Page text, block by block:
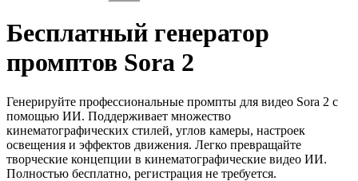
Бесплатный генератор
промптов Sora 2
Генерируйте профессиональные промпты для видео Sora 2 с
помощью ИИ. Поддерживает множество
кинематографических стилей, углов камеры, настроек
освещения и эффектов движения. Легко превращайте
творческие концепции в кинематографические видео ИИ.
Полностью бесплатно, регистрация не требуется.